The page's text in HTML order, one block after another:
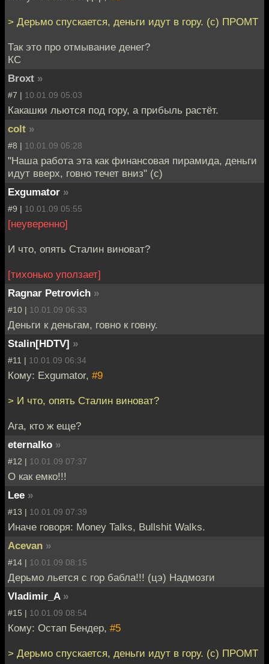
> Дерьмо спускается, деньги идут в гору. (с) ПРОМТ
Так это про отмывание денег?
КС
Broxt »
#7 | 10.01.09 05:03
Какашки льются под гору, а прибыль растёт.
colt »
#8 | 10.01.09 05:28
"Наша работа эта как финансовая пирамида, деньги
идут вверх, говно течет вниз" (с)
Exgumator »
#9 | 10.01.09 05:55
[неуверенно]
И что, опять Сталин виноват?
[тихонько уползает]
Ragnar Petrovich »
#10 | 10.01.09 06:33
Деньги к деньгам, говно к говну.
Stalin[HDTV] »
#11 | 10.01.09 06:34
Кому: Exgumator, #9
> И что, опять Сталин виноват?
Ага, кто ж еще?
eternalko »
#12 | 10.01.09 07:37
О как емко!!!
Lee »
#13 | 10.01.09 07:39
Иначе говоря: Money Talks, Bullshit Walks.
Acevan »
#14 | 10.01.09 08:15
Дерьмо льется с гор бабла!!! (цэ) Надмозги
Vladimir_A »
#15 | 10.01.09 08:54
Кому: Остап Бендер, #5
> Дерьмо спускается, деньги идут в гору. (с) ПРОМТ